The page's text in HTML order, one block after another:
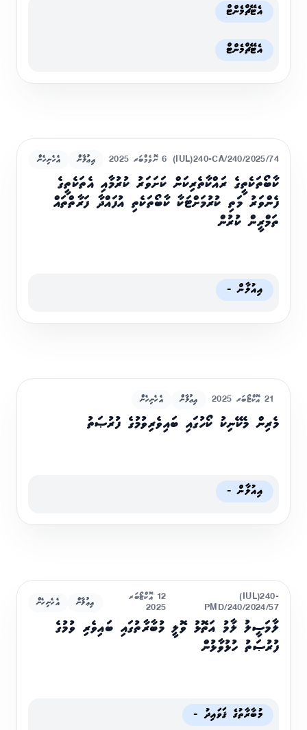
އެޓޭޗްމެންޓް
އެޓޭޗްމެންޓް
(IUL)240-CA/240/2025/74 6 ނޮވެމްބަރ 2025 އިޢުލާން އެހެނިހެން
ކާބޯތަކެތީގެ ރައްކާތެރިކަން ކަށަވަރު ކުރުމާއި އެތަކެތީގެ
ފެންވަރު މަތި ކުރުމަށްޓަކާ ކާބޯތަކެތި އުފައްދާ ފަރާތްތައް
ތަމްރީން ކުރުން
އިއުލާން -
21 އޮކްޓޯބަރ 2025 އިޢުލާން އެހެނިހެން
މެރިން މެކޭނިކު ކޯހުގައި ބައިވެރިވުމުގެ ފުރުޞަތު
އިއުލާން -
(IUL)240-
PMD/240/2024/57
12 އޮކްޓޯބަރ
2025
އިޢުލާން އެހެނިހެން
ލާމަސީލު ލާމު އަތޮޅު ވޮލީ މުބާރާތުގައި ބައިވެރި ވުމުގެ
ފުރުޞަތު ހުޅުވާޅުން
މުބާރާތުގެ ޤަވައިދު -